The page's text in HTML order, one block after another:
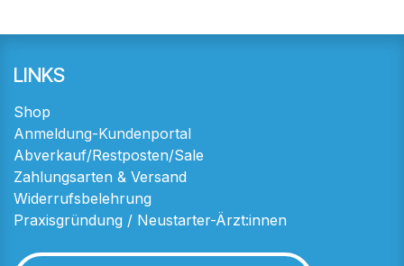
LINKS
Shop
Anmeldung-Kundenportal
Abverkauf/Restposten/Sale
Zahlungsarten & Versand
Widerrufsbelehrung
Praxisgründung / Neustarter-Ärzt:innen